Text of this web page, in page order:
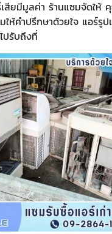
เสียมีมูลค่า ร้านแซมจัดให้
ห้คำปรึกษาด้วยใจ แอร์รูป
ปรับถึงที่